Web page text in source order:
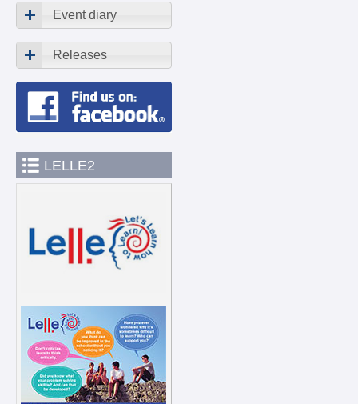
Event diary
Releases
LELLE2